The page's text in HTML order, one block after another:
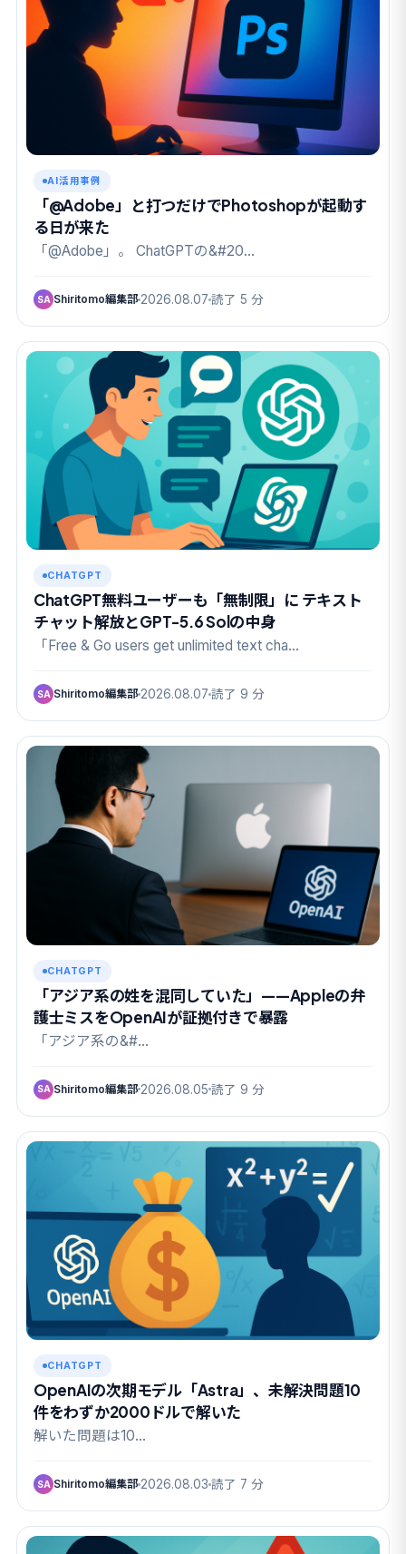
AI活用事例
「@Adobe」と打つだけでPhotoshopが起動す
る日が来た
「@Adobe」。 ChatGPTの&#20…
SA Shiritomo編集部 2026.08.07 読了 5 分
CHATGPT
ChatGPT無料ユーザーも「無制限」に テキスト
チャット解放とGPT-5.6 Solの中身
「Free & Go users get unlimited text cha…
SA Shiritomo編集部 2026.08.07 読了 9 分
CHATGPT
「アジア系の姓を混同していた」——Appleの弁
護士ミスをOpenAIが証拠付きで暴露
「アジア系の&#…
SA Shiritomo編集部 2026.08.05 読了 9 分
CHATGPT
OpenAIの次期モデル「Astra」、未解決問題10
件をわずか2000ドルで解いた
解いた問題は10…
SA Shiritomo編集部 2026.08.03 読了 7 分